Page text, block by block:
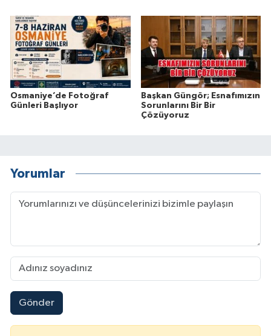
Osmaniye’de Fotoğraf
Günleri Başlıyor
Başkan Güngör; Esnafımızın
Sorunlarını Bir Bir
Çözüyoruz
Yorumlar
Gönder